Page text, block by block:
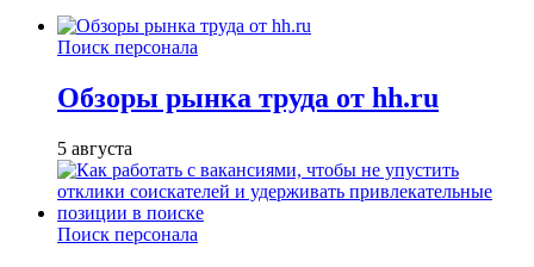
Поиск персонала
Обзоры рынка труда от hh.ru
5 августа
Поиск персонала